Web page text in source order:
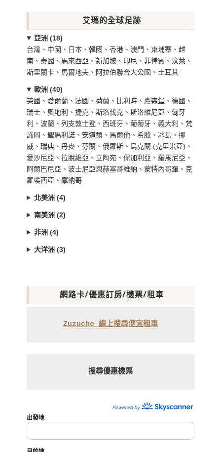
艾瑪的全球足跡
亞洲 (18)
台灣、中國、日本、韓國、香港、澳門、柬埔寨、越
南、泰國、馬來西亞、新加坡、印尼、菲律賓、汶萊、
斯里蘭卡、馬爾地夫、阿拉伯聯合大公國、土耳其
歐洲 (40)
英國、愛爾蘭、法國、荷蘭、比利時、盧森堡、德國、
瑞士、奧地利、捷克、斯洛伐克、斯洛維尼亞、匈牙
利、波蘭、列支敦士登、西班牙、葡萄牙、義大利、梵
諦岡、聖馬利諾、安道爾、馬爾他、希臘、冰島、挪
威、瑞典、丹麥、芬蘭、俄羅斯、烏克蘭 (克里米亞)、
愛沙尼亞、拉脫維亞、立陶宛、保加利亞、羅馬尼亞、
阿爾巴尼亞、波士尼亞與赫塞哥維納、蒙特內哥羅、克
羅埃西亞、摩納哥
北美洲 (4)
南美洲 (2)
非洲 (4)
大洋洲 (3)
網路卡/優惠訂房/機票/租車
Zuzuche 線上搜尋便宜租車
搜尋優惠機票